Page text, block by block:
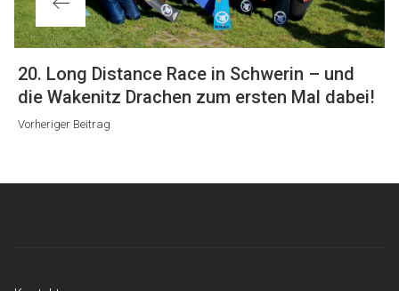
Vorheriger
Beitrag
20. Long Distance Race in Schwerin – und
die Wakenitz Drachen zum ersten Mal dabei!
Vorheriger Beitrag